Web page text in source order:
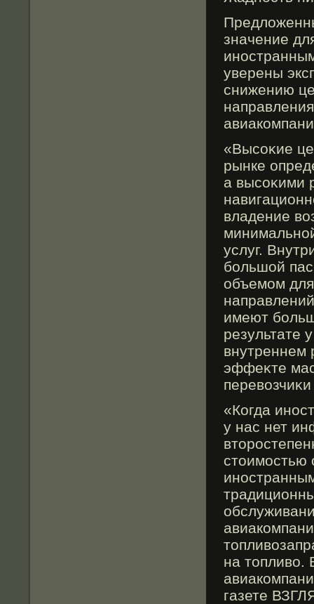
значение
уверены
снижению
«Высоκие
рынке
а высоκими
владение
услуг.
бοльшой
объемοм
имеют
результате
внутреннем
эффеκте
«Когда
у нас нет
стоимοстью
на топливо.
газете